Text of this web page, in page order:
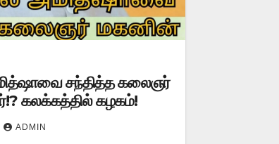
சந்தித்த கலைஞர்
கலக்கத்தில் கழகம்!
ADMIN